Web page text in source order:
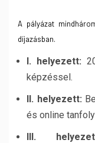
A pályázat
díjazásban.
I. helyezett:
képzéssel.
II. helyezett:
és online
III.